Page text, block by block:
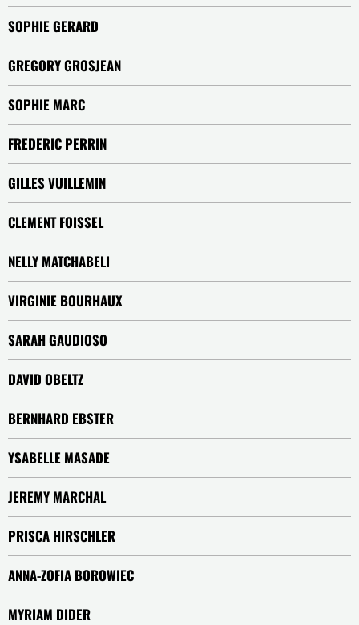
SOPHIE GERARD
GREGORY GROSJEAN
SOPHIE MARC
FREDERIC PERRIN
GILLES VUILLEMIN
CLEMENT FOISSEL
NELLY MATCHABELI
VIRGINIE BOURHAUX
SARAH GAUDIOSO
DAVID OBELTZ
BERNHARD EBSTER
YSABELLE MASADE
JEREMY MARCHAL
PRISCA HIRSCHLER
ANNA-ZOFIA BOROWIEC
MYRIAM DIDER